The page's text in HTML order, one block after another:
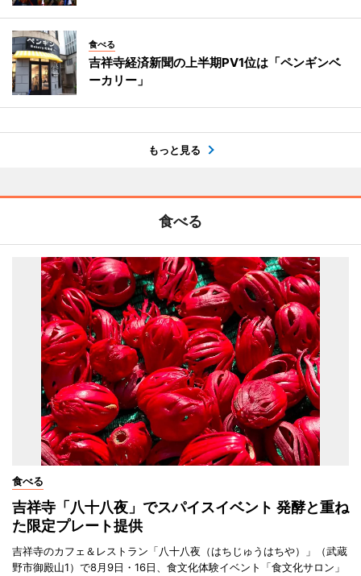
食べる
吉祥寺経済新聞の上半期PV1位は「ペンギンベ
ーカリー」
もっと見る
食べる
食べる
吉祥寺「八十八夜」でスパイスイベント 発酵と重ね
た限定プレート提供
吉祥寺のカフェ＆レストラン「八十八夜（はちじゅうはちや）」（武蔵
野市御殿山1）で8月9日・16日、食文化体験イベント「食文化サロン」